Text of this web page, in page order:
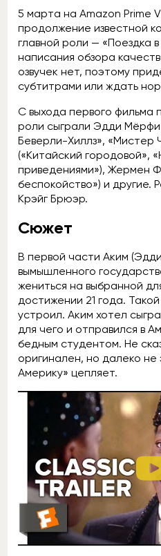
5 марта на Amazon Prime
продолжение известной
главной роли — «Поездка
написания обзора
озвучек нет, поэтому
субтитрами или ждать
C выхода первого фильма
роли сыграли Эдди Мёрфи
Беверли-Хиллз», «Мистер
(«Китайский городовой»,
приведениями»), Жермен
беспокойство») и другие.
Крэйг Брюэр.
Сюжет
В первой части Аким
вымышленного
жениться на выбранной
достижении 21 года.
устроил. Аким хотел
для чего и отправился в
бедным студентом. Не
оригинален, но далеко не
Америку» цепляет.